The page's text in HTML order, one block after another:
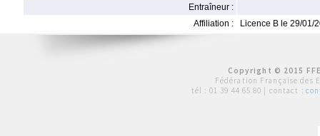
Entraîneur :
Affiliation :
Licence B le 29/01/
Copyright © 2015
Fédération Française des
tél : 01 39 44 65 80 | contact :